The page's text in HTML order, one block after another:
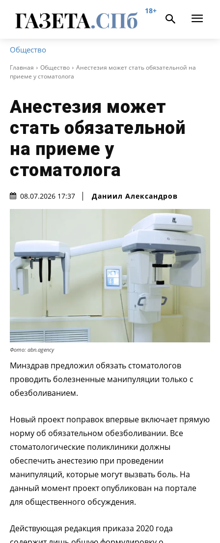
18+
Общество
Главная Общество
Анестезия может стать обязательной на
приеме у стоматолога
Анестезия может
стать обязательной
на приеме у
стоматолога
08.07.2026 17:37 Даниил Александров
Фото: abn.agency
Минздрав предложил обязать стоматологов
проводить болезненные манипуляции только с
обезболиванием.
Новый проект поправок впервые включает прямую
норму об обязательном обезболивании. Все
стоматологические поликлиники должны
обеспечить анестезию при проведении
манипуляций, которые могут вызвать боль. На
данный момент проект опубликован на портале
для общественного обсуждения.
Действующая редакция приказа 2020 года